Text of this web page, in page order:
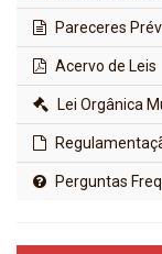
Pareceres
Acervo de Leis
Lei Orgânica
Perguntas